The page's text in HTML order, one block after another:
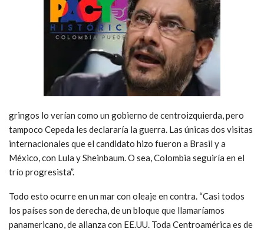
gringos lo verían como un gobierno de centroizquierda, pero
tampoco Cepeda les declararía la guerra. Las únicas dos visitas
internacionales que el candidato hizo fueron a Brasil y a
México, con Lula y Sheinbaum. O sea, Colombia seguiría en el
trío progresista”.
Todo esto ocurre en un mar con oleaje en contra. “Casi todos
los países son de derecha, de un bloque que llamaríamos
panamericano, de alianza con EE.UU. Toda Centroamérica es de